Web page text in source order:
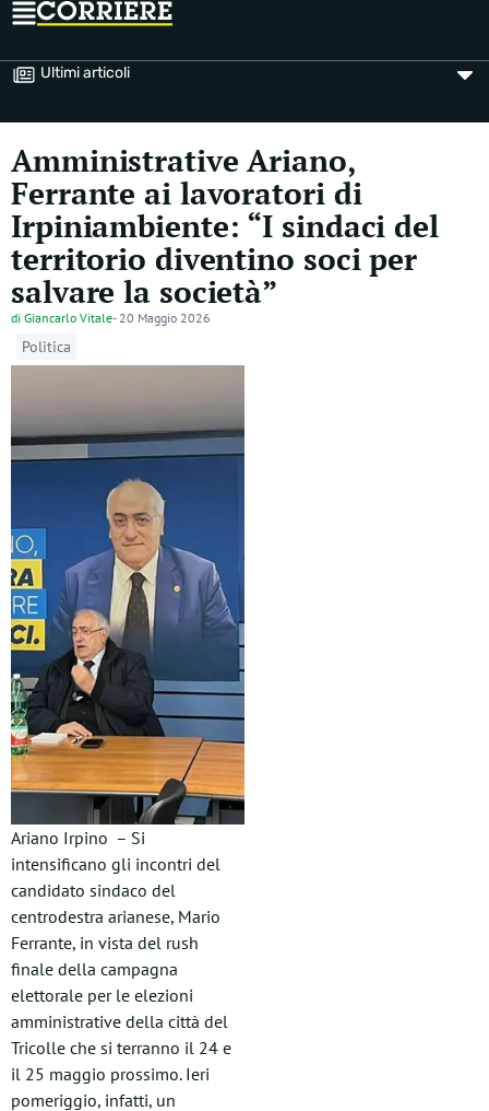
Ultimi articoli
Amministrative Ariano,
Ferrante ai lavoratori di
Irpiniambiente: “I sindaci del
territorio diventino soci per
salvare la società”
di Giancarlo Vitale- 20 Maggio 2026
Politica
Ariano Irpino – Si
intensificano gli incontri del
candidato sindaco del
centrodestra arianese, Mario
Ferrante, in vista del rush
finale della campagna
elettorale per le elezioni
amministrative della città del
Tricolle che si terranno il 24 e
il 25 maggio prossimo. Ieri
pomeriggio, infatti, un